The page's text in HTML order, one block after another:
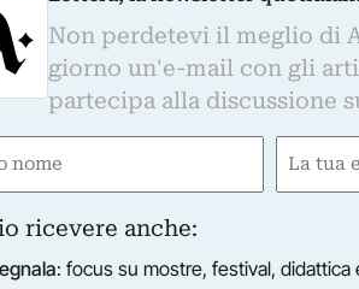
città. Numerosi gli edifici
Steve McCurry entrano
Arts Foundation il progetto
Non perdetevi il meglio di
giorno un'e-mail con gli
partecipa alla discussione
Email
ricevere anche:
: focus su mostre, festival, didattica